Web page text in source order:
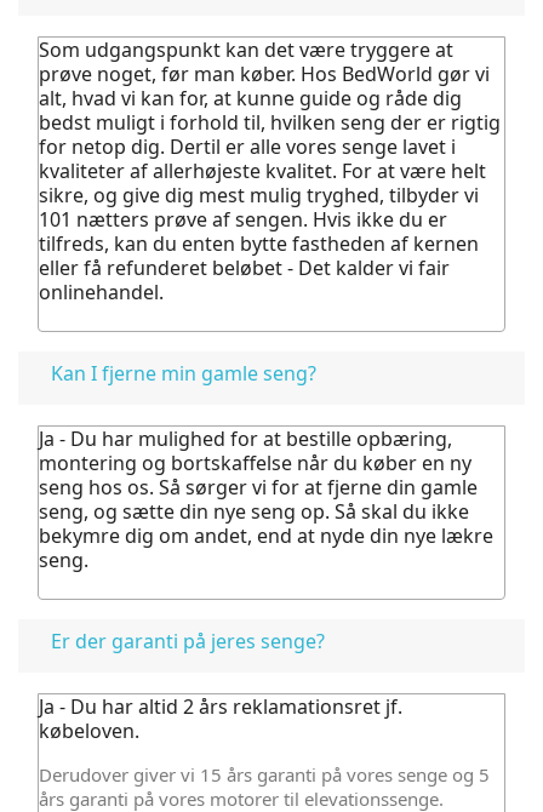
Som udgangspunkt kan det være tryggere at
prøve noget, før man køber. Hos BedWorld gør vi
alt, hvad vi kan for, at kunne guide og råde dig
bedst muligt i forhold til, hvilken seng der er rigtig
for netop dig. Dertil er alle vores senge lavet i
kvaliteter af allerhøjeste kvalitet. For at være helt
sikre, og give dig mest mulig tryghed, tilbyder vi
101 nætters prøve af sengen. Hvis ikke du er
tilfreds, kan du enten bytte fastheden af kernen
eller få refunderet beløbet - Det kalder vi fair
onlinehandel.
Kan I fjerne min gamle seng?
Ja - Du har mulighed for at bestille opbæring,
montering og bortskaffelse når du køber en ny
seng hos os. Så sørger vi for at fjerne din gamle
seng, og sætte din nye seng op. Så skal du ikke
bekymre dig om andet, end at nyde din nye lækre
seng.
Er der garanti på jeres senge?
Ja - Du har altid 2 års reklamationsret jf.
købeloven.
Derudover giver vi 15 års garanti på vores senge og 5
års garanti på vores motorer til elevationssenge.